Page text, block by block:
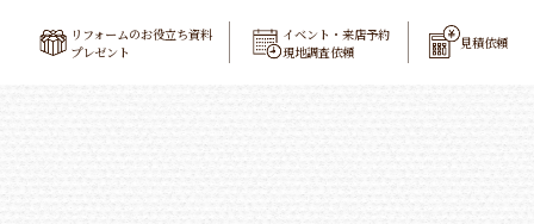
リフォームのお役立ち資料
プレゼント
イベント・来店予約
現地調査依頼
見積依頼